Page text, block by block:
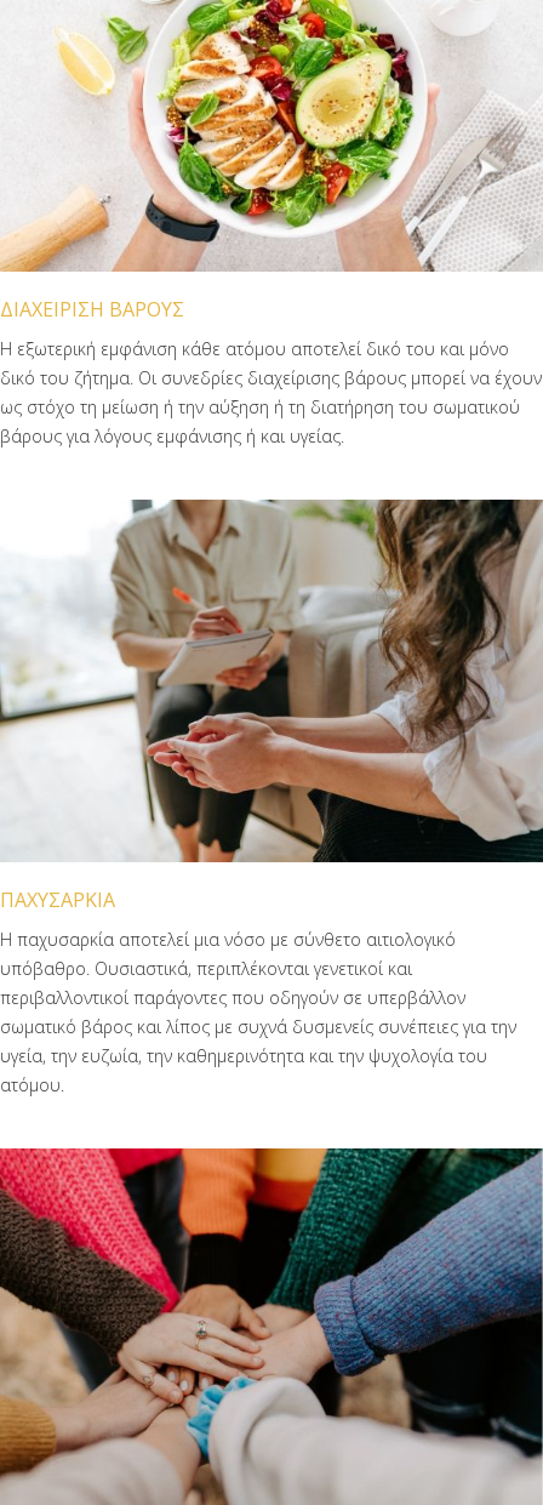
ΔΙΑΧΕΙΡΙΣΗ ΒΑΡΟΥΣ
Η εξωτερική εμφάνιση κάθε ατόμου αποτελεί δικό του και μόνο
δικό του ζήτημα. Οι συνεδρίες διαχείρισης βάρους μπορεί να έχουν
ως στόχο τη μείωση ή την αύξηση ή τη διατήρηση του σωματικού
βάρους για λόγους εμφάνισης ή και υγείας.
ΠΑΧΥΣΑΡΚΙΑ
Η παχυσαρκία αποτελεί μια νόσο με σύνθετο αιτιολογικό
υπόβαθρο. Ουσιαστικά, περιπλέκονται γενετικοί και
περιβαλλοντικοί παράγοντες που οδηγούν σε υπερβάλλον
σωματικό βάρος και λίπος με συχνά δυσμενείς συνέπειες για την
υγεία, την ευζωία, την καθημερινότητα και την ψυχολογία του
ατόμου.